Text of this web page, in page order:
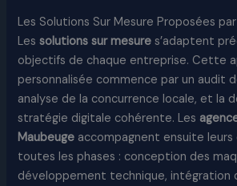
Les Solutions Sur Mesure Proposées
Lessolutions sur mesures’adaptent
objectifs de chaque entreprise. Cette
personnalisée commence par un audit
analyse de la concurrence locale, et la
stratégie digitale cohérente. Les
Maubeuge accompagnent ensuite leurs
toutes les phases : conception des
développement technique, intégration